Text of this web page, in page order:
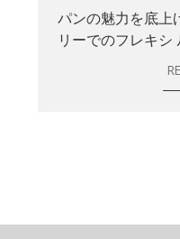
パンの魅力を底上
リーでのフレキシ